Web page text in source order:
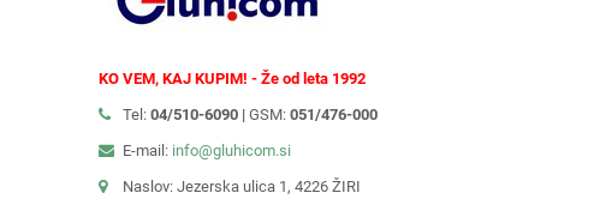
KO VEM, KAJ KUPIM! - Že od leta 1992
Tel: 04/510-6090 | GSM: 051/476-000
E-mail: info@gluhicom.si
Naslov: Jezerska ulica 1, 4226 ŽIRI